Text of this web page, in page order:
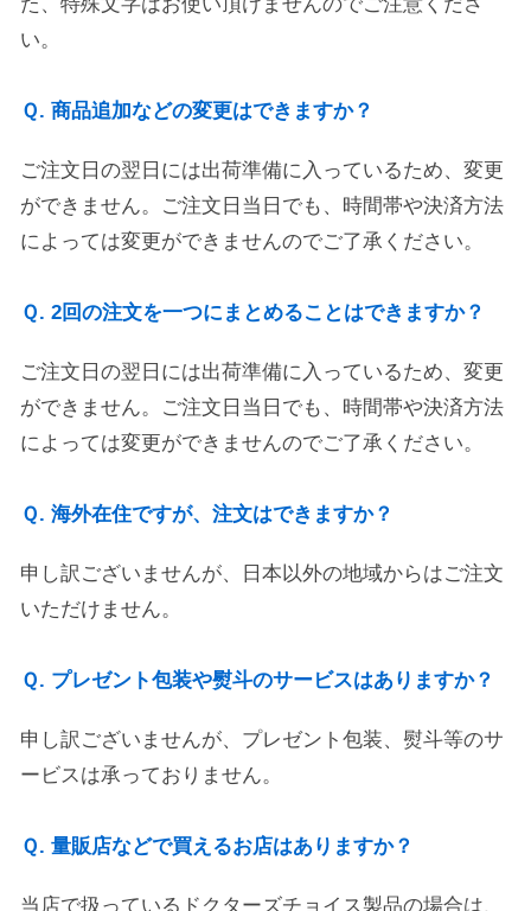
い。
Ｑ. 商品追加などの変更はできますか？
ご注文日の翌日には出荷準備に入っているため、変更
ができません。ご注文日当日でも、時間帯や決済方法
によっては変更ができませんのでご了承ください。
Ｑ. 2回の注文を一つにまとめることはできますか？
ご注文日の翌日には出荷準備に入っているため、変更
ができません。ご注文日当日でも、時間帯や決済方法
によっては変更ができませんのでご了承ください。
Ｑ. 海外在住ですが、注文はできますか？
申し訳ございませんが、日本以外の地域からはご注文
いただけません。
Ｑ. プレゼント包装や熨斗のサービスはありますか？
申し訳ございませんが、プレゼント包装、熨斗等のサ
ービスは承っておりません。
Ｑ. 量販店などで買えるお店はありますか？
当店で扱っているドクターズチョイス製品の場合は、